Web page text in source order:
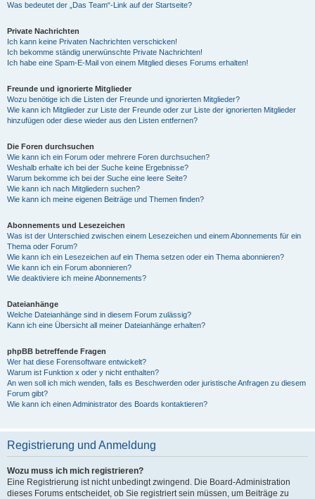
Was bedeutet der „Das Team“-Link auf der Startseite?
Private Nachrichten
Ich kann keine Privaten Nachrichten verschicken!
Ich bekomme ständig unerwünschte Private Nachrichten!
Ich habe eine Spam-E-Mail von einem Mitglied dieses Forums erhalten!
Freunde und ignorierte Mitglieder
Wozu benötige ich die Listen der Freunde und ignorierten Mitglieder?
Wie kann ich Mitglieder zur Liste der Freunde oder zur Liste der ignorierten Mitglieder
hinzufügen oder diese wieder aus den Listen entfernen?
Die Foren durchsuchen
Wie kann ich ein Forum oder mehrere Foren durchsuchen?
Weshalb erhalte ich bei der Suche keine Ergebnisse?
Warum bekomme ich bei der Suche eine leere Seite?
Wie kann ich nach Mitgliedern suchen?
Wie kann ich meine eigenen Beiträge und Themen finden?
Abonnements und Lesezeichen
Was ist der Unterschied zwischen einem Lesezeichen und einem Abonnements für ein
Thema oder Forum?
Wie kann ich ein Lesezeichen auf ein Thema setzen oder ein Thema abonnieren?
Wie kann ich ein Forum abonnieren?
Wie deaktiviere ich meine Abonnements?
Dateianhänge
Welche Dateianhänge sind in diesem Forum zulässig?
Kann ich eine Übersicht all meiner Dateianhänge erhalten?
phpBB betreffende Fragen
Wer hat diese Forensoftware entwickelt?
Warum ist Funktion x oder y nicht enthalten?
An wen soll ich mich wenden, falls es Beschwerden oder juristische Anfragen zu diesem
Forum gibt?
Wie kann ich einen Administrator des Boards kontaktieren?
Registrierung und Anmeldung
Wozu muss ich mich registrieren?
Eine Registrierung ist nicht unbedingt zwingend. Die Board-Administration
dieses Forums entscheidet, ob Sie registriert sein müssen, um Beiträge zu